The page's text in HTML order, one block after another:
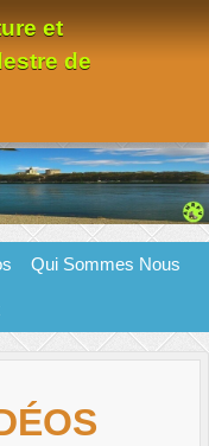
et
de
Qui Sommes Nous